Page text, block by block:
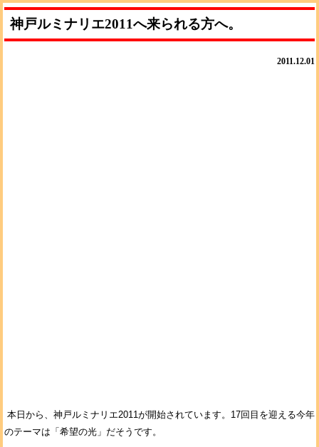
神戸ルミナリエ2011へ来られる方へ。
2011.12.01
本日から、神戸ルミナリエ2011が開始されています。17回目を迎える今年
のテーマは「希望の光」だそうです。